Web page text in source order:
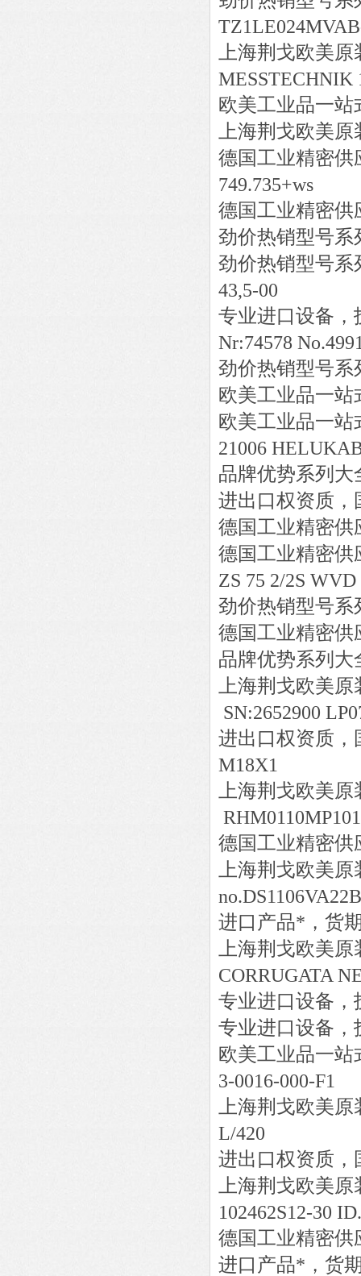
上海荆戈欧美
MESSTECHNIK
欧美工业品一
上海荆戈欧美
德国工业精密供
749.735+ws
德国工业精密供
劲价热销型号系
劲价热销型号系
43,5-00
专业进口设备，
Nr:74578
劲价热销型号系
欧美工业品一
欧美工业品一
21006
品牌优势系列大
进出口权资质，
德国工业精密供
德国工业精密供
ZS 75 2/2S WVD
劲价热销型号系
德国工业精密供
品牌优势系列大
上海荆戈欧美
SN:2652900
进出口权资质，
M18X1
上海荆戈欧美
德国工业精密供
上海荆戈欧美
进口产品*，货
上海荆戈欧美
CORRUGATA
专业进口设备，
专业进口设备，
欧美工业品一
3-0016-000-F1
上海荆戈欧美
L/420
进出口权资质，
上海荆戈欧美
102462S12-30
德国工业精密供
进口产品*，货